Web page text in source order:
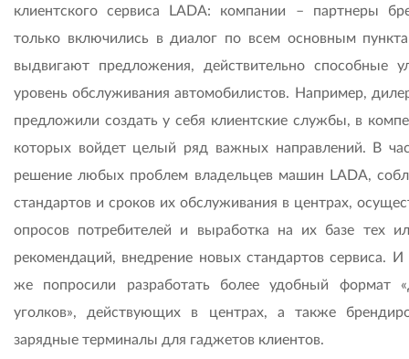
клиентского сервиса LADA: компании – партнеры
только включились в диалог по всем основным
выдвигают предложения, действительно способные
уровень обслуживания автомобилистов. Например,
предложили создать у себя клиентские службы, в
которых войдет целый ряд важных направлений. В
решение любых проблем владельцев машин LADA,
стандартов и сроков их обслуживания в центрах,
опросов потребителей и выработка на их базе тех
рекомендаций, внедрение новых стандартов сервиса.
же попросили разработать более удобный формат
уголков», действующих в центрах, а также
зарядные терминалы для гаджетов клиентов.